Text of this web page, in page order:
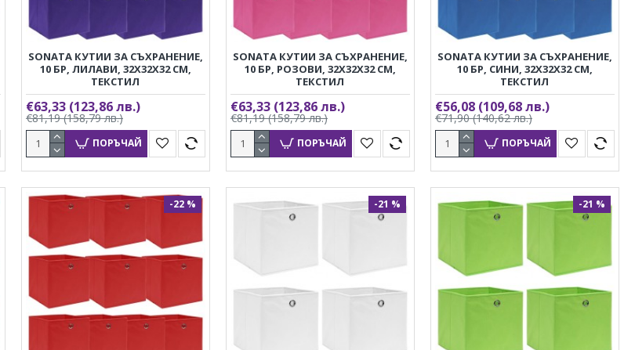
SONATA КУТИИ ЗА СЪХРАНЕНИЕ,
10 БР, ЛИЛАВИ, 32X32X32 СМ,
ТЕКСТИЛ
€63,33 (123,86 лв.)
€81,19(158,79 лв.)
ПОРЪЧАЙ
SONATA КУТИИ ЗА СЪХРАНЕНИЕ,
10 БР, РОЗОВИ, 32X32X32 СМ,
ТЕКСТИЛ
€63,33 (123,86 лв.)
€81,19(158,79 лв.)
ПОРЪЧАЙ
SONATA КУТИИ ЗА СЪХРАНЕНИЕ,
10 БР, СИНИ, 32X32X32 СМ,
ТЕКСТИЛ
€56,08 (109,68 лв.)
€71,90(140,62 лв.)
ПОРЪЧАЙ
-22 % -21 % -21 %